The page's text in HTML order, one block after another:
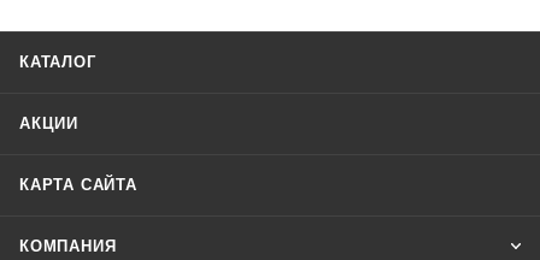
КАТАЛОГ
АКЦИИ
КАРТА САЙТА
КОМПАНИЯ